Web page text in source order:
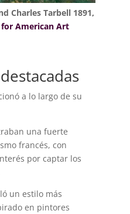
Charles Tarbell 1891,
American Art
a lo largo de su
una fuerte
francés, con
por captar los
un estilo más
en pintores